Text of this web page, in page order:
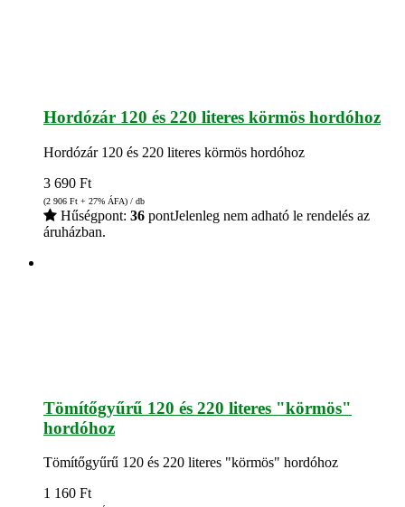
Hordózár 120 és 220 literes körmös hordóhoz
Hordózár 120 és 220 literes körmös hordóhoz
3 690 Ft
(2 906 Ft + 27% ÁFA) / db
Hűségpont: 36 pontJelenleg nem adható le rendelés az
áruházban.
Tömítőgyűrű 120 és 220 literes "körmös"
hordóhoz
Tömítőgyűrű 120 és 220 literes "körmös" hordóhoz
1 160 Ft